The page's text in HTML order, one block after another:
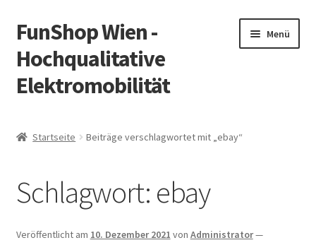
Zur
Navigation
springen
Zum
Inhalt
springen
FunShop Wien -
Hochqualitative
Elektromobilität
Menü
Vorsicht Internetbetrug
Über FunShop
Startseite Beiträge verschlagwortet mit „ebay“
Schlagwort: ebay
Veröffentlicht am 10. Dezember 2021 von Administrator—